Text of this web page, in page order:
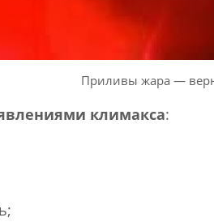
Приливы жара —
климакса: